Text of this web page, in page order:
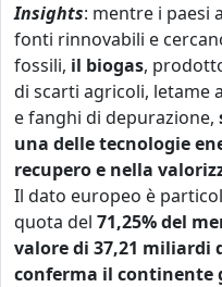
Insights: mentre i paesi
fonti rinnovabili e
fossili, il biogas,
di scarti agricoli, letame
e fanghi di depurazione,
una delle tecnologie
recupero e nella
Il dato europeo è
quota del 71,25% del
valore di 37,21 miliardi
conferma il continente